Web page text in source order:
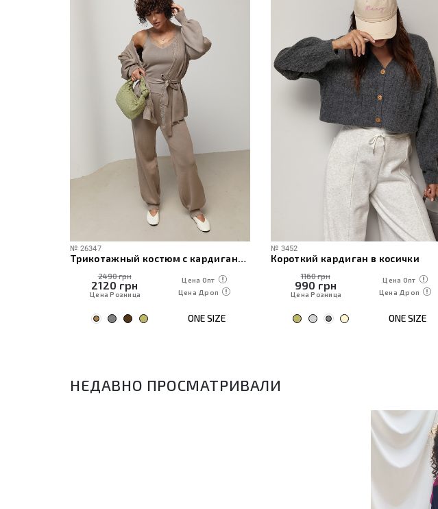
№ 26347
Трикотажный костюм с кардиганом, топом и брюками
2490 грн
2120 грн
Цена Розница
Цена Опт
Цена Дроп
ONE SIZE
№ 3452
Короткий кардиган в косички
1160 грн
990 грн
Цена Розница
Цена Опт
Цена Дроп
ONE SIZE
НЕДАВНО ПРОСМАТРИВАЛИ